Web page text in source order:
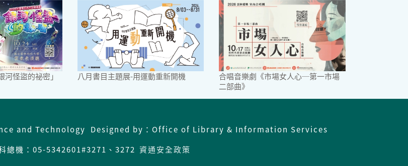
河怪盜的祕密」 八月書目主題展-用運動重新開機
合唱音樂劇《市場女人心─第一市場
二部曲》
and Technology Designed by：Office of Library & Information Services
總機：05-5342601#3271、3272 資通安全政策